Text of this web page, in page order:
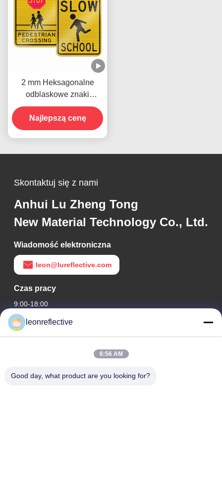
2 mm Heksagonalne
odblaskowe znaki
drogowe Bezpieczeństwo
drogowe Obowiązkowy
znak
Najlepszą cenę
Skontaktuj się z nami
Anhui Lu Zheng Tong
New Material Technology Co., Ltd.
Wiadomość elektroniczna
leon@lureflective.com
Czas pracy
9:00-18:00
Nasz adres
2 piętro, budynek D2, Huayi Science and Technology Park,
leonreflective
6:56 AM
Good day, what product are you looking for?